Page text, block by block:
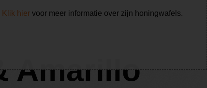
Amarillo
Klik hier voor meer informatie over zijn honingwafels.